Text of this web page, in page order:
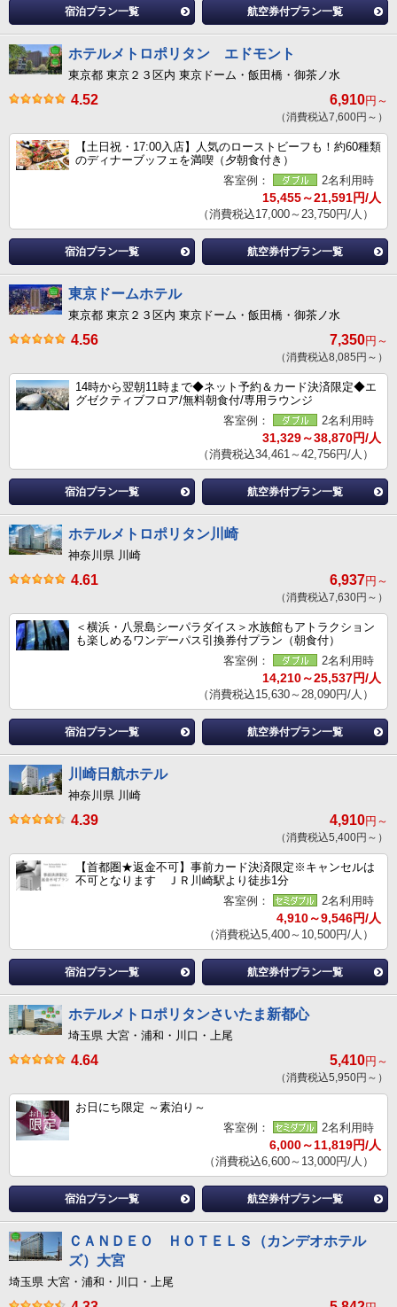
宿泊プラン一覧 航空券付プラン一覧
ホテルメトロポリタン エドモント
東京都 東京２３区内 東京ドーム・飯田橋・御茶ノ水
4.52 6,910円～
（消費税込7,600円～）
【土日祝・17:00入店】人気のローストビーフも！約60種類
のディナーブッフェを満喫（夕朝食付き）
客室例：
2名利用時
15,455～21,591円/人
（消費税込17,000～23,750円/人）
宿泊プラン一覧 航空券付プラン一覧
東京ドームホテル
東京都 東京２３区内 東京ドーム・飯田橋・御茶ノ水
4.56 7,350円～
（消費税込8,085円～）
14時から翌朝11時まで◆ネット予約＆カード決済限定◆エ
グゼクティブフロア/無料朝食付/専用ラウンジ
客室例：
2名利用時
31,329～38,870円/人
（消費税込34,461～42,756円/人）
宿泊プラン一覧 航空券付プラン一覧
ホテルメトロポリタン川崎
神奈川県 川崎
4.61 6,937円～
（消費税込7,630円～）
＜横浜・八景島シーパラダイス＞水族館もアトラクション
も楽しめるワンデーパス引換券付プラン（朝食付）
客室例：
2名利用時
14,210～25,537円/人
（消費税込15,630～28,090円/人）
宿泊プラン一覧 航空券付プラン一覧
川崎日航ホテル
神奈川県 川崎
4.39 4,910円～
（消費税込5,400円～）
【首都圏★返金不可】事前カード決済限定※キャンセルは
不可となります ＪＲ川崎駅より徒歩1分
客室例：
2名利用時
4,910～9,546円/人
（消費税込5,400～10,500円/人）
宿泊プラン一覧 航空券付プラン一覧
ホテルメトロポリタンさいたま新都心
埼玉県 大宮・浦和・川口・上尾
4.64 5,410円～
（消費税込5,950円～）
お日にち限定 ～素泊り～
客室例：
2名利用時
6,000～11,819円/人
（消費税込6,600～13,000円/人）
宿泊プラン一覧 航空券付プラン一覧
ＣＡＮＤＥＯ ＨＯＴＥＬＳ（カンデオホテル
ズ）大宮
埼玉県 大宮・浦和・川口・上尾